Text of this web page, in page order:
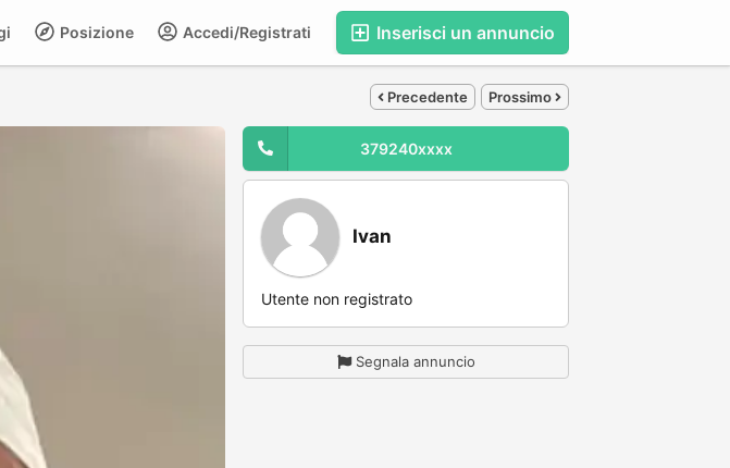
Inserisci un annuncio
Accedi/Registrati
Posizione
Precedente Prossimo
379240xxxx
Ivan
Utente non registrato
Segnala annuncio